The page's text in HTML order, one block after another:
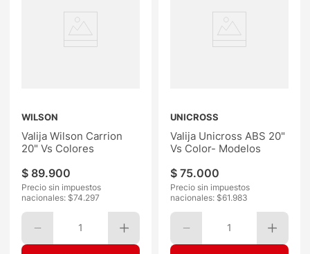
WILSON
Valija Wilson Carrion
20" Vs Colores
$ 89.900
Precio sin impuestos
nacionales: $74.297
1
UNICROSS
Valija Unicross ABS 20"
Vs Color- Modelos
$ 75.000
Precio sin impuestos
nacionales: $61.983
1